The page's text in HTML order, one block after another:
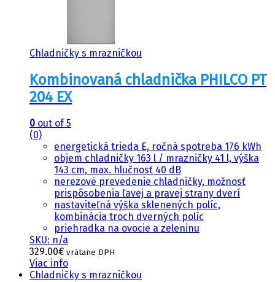
Chladničky s mrazničkou
Kombinovaná chladnička PHILCO PT
204 EX
0 out of 5
(0)
energetická trieda E, ročná spotreba 176 kWh
objem chladničky 163 l / mrazničky 41 l, výška
143 cm, max. hlučnosť 40 dB
nerezové prevedenie chladničky, možnosť
prispôsobenia ľavej a pravej strany dverí
nastaviteľná výška sklenených políc,
kombinácia troch dverných políc
priehradka na ovocie a zeleninu
SKU: n/a
329.00€ vrátane DPH
Viac info
Chladničky s mrazničkou